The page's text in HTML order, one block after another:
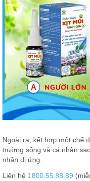
Ngoài ra, kết hợp một chế
trường sống và cá nhân
nhân dị ứng.
Liên hệ 1800.55.88.89